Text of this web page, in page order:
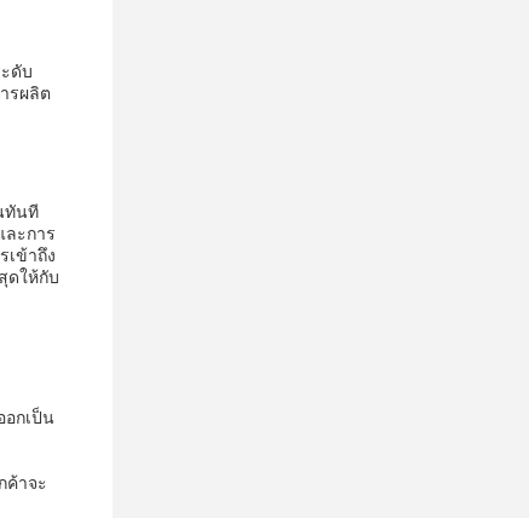
ดับ
รผลิต
ทันที
ละการ
เข้าถึง
ดให้กับ
อกเป็น
ค้าจะ